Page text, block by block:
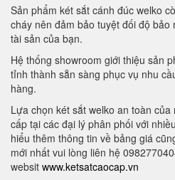
Sản phẩm két sắt cánh đúc welko
cháy nên đảm bảo tuyệt đối độ bảo
tài sản của bạn.
Hệ thống showroom giới thiệu sản
tỉnh thành sẵn sàng phục vụ nhu
hàng.
Lựa chọn két sắt welko an toàn
cấp tại các đại lý phân phối với
hiểu thêm thông tin về bảng giá
mới nhất vui lòng liên hệ
websit www.ketsatcaocap.vn